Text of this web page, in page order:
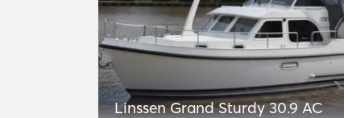
Linssen Grand Sturdy 30.9 AC